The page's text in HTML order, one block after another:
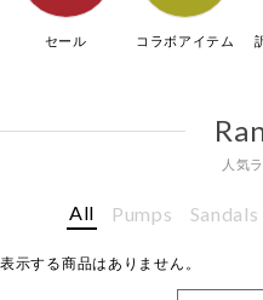
セール コラボアイテム
人気
All Pumps Sandals
表示する商品はありません。